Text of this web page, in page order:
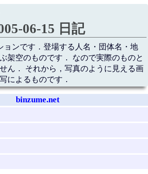
06-15 日記
ョンです．登場する人名・団体名・地
架空のものです． なので実際のものと
ん． それから，写真のように見える画
によるものです．
binzume.net